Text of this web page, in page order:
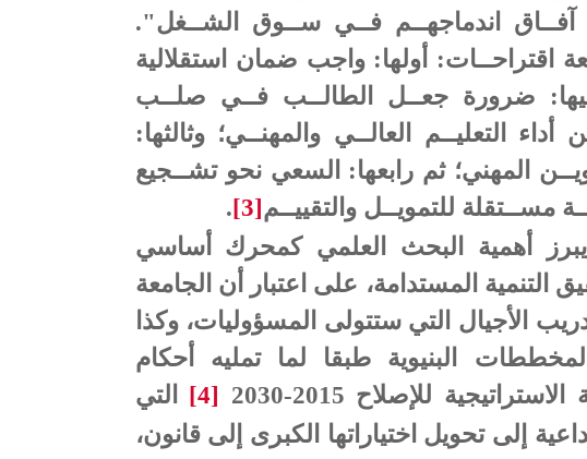
آفــاق اندماجهــم فــي ســوق الشــغل".
اقتراحــات: أولها: واجب ضمان استقلالية
ضرورة جعــل الطالــب فــي صلــب
التعليــم العالــي والمهنــي؛ وثالثها:
المهني؛ ثم رابعها: السعي نحو تشــجيع
مســتقلة للتمويــل والتقييــم[3]
.
أهمية البحث العلمي كمحرك أساسي
المستدامة، على اعتبار أن الجامعة
الأجيال التي ستتولى المسؤوليات، وكذا
البنيوية طبقا لما تمليه أحكام
للإصلاح 2015-2030
[4]
التي
إلى تحويل اختياراتها الكبرى إلى قانون،